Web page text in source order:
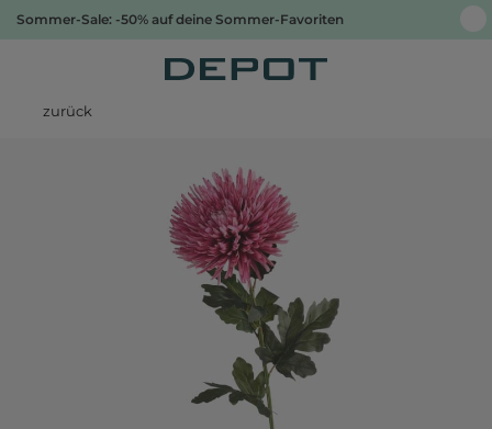
Sommer-Sale: -50% auf deine Sommer-Favoriten
zurück